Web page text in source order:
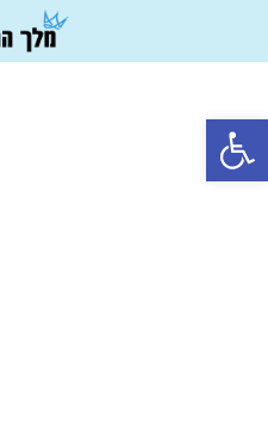
פתח סרגל נגישות